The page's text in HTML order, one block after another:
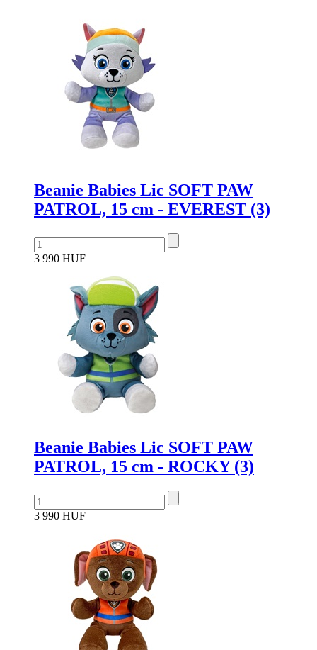
Beanie Babies Lic SOFT PAW
PATROL, 15 cm - EVEREST (3)
3 990 HUF
Beanie Babies Lic SOFT PAW
PATROL, 15 cm - ROCKY (3)
3 990 HUF